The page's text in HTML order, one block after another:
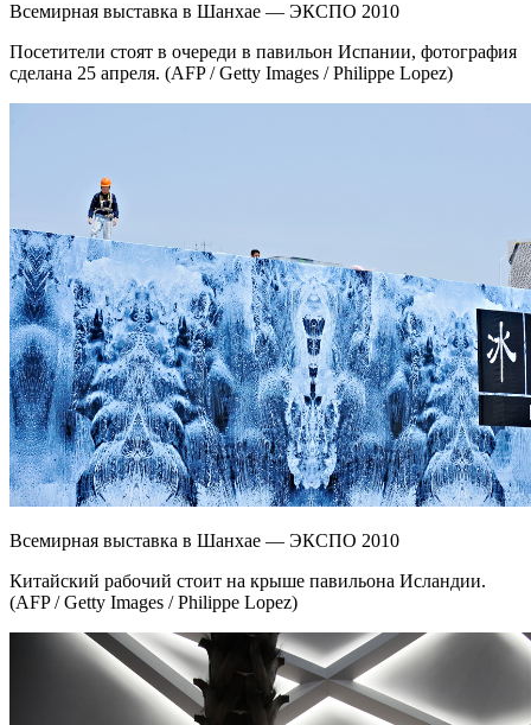
Всемирная выставка в Шанхае — ЭКСПО 2010
Посетители стоят в очереди в павильон Испании, фотография
сделана 25 апреля. (AFP / Getty Images / Philippe Lopez)
Всемирная выставка в Шанхае — ЭКСПО 2010
Китайский рабочий стоит на крыше павильона Исландии.
(AFP / Getty Images / Philippe Lopez)